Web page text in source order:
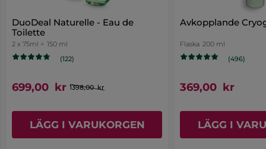
DuoDeal Naturelle - Eau de
Toilette
2 x 75ml = 150 ml
(122)
699,00 kr 1398,00 kr
LÄGG I VARUKORGEN
Avkopplande
Flaska 200 ml
(496)
369,00 kr
LÄGG I